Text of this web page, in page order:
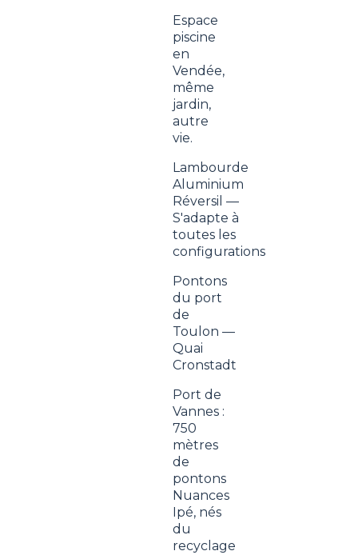
Espace
piscine
en
Vendée,
même
jardin,
autre
vie.
Lambourde
Aluminium
Réversil —
S'adapte à
toutes les
configurations
Pontons
du port
de
Toulon —
Quai
Cronstadt
Port de
Vannes :
750
mètres
de
pontons
Nuances
Ipé, nés
du
recyclage